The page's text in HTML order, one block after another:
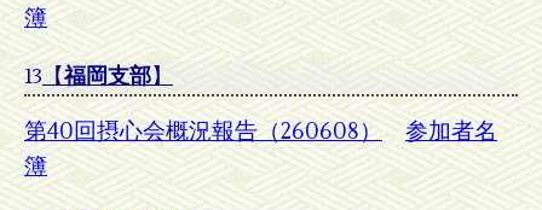
簿
13 【福岡支部】
第40回摂心会概況報告（260608）
参加者名
簿